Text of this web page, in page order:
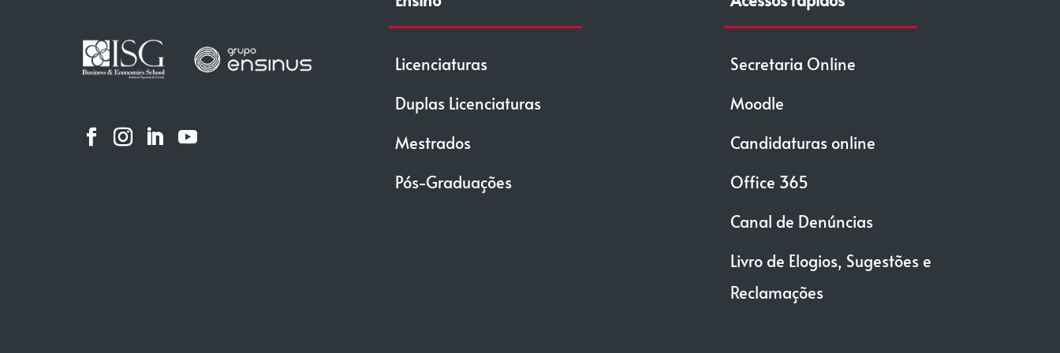
Licenciaturas
Duplas Licenciaturas
Mestrados
Pós-Graduações
Secretaria Online
Moodle
Candidaturas online
Office 365
Canal de Denúncias
Livro de Elogios, Sugestões e
Reclamações